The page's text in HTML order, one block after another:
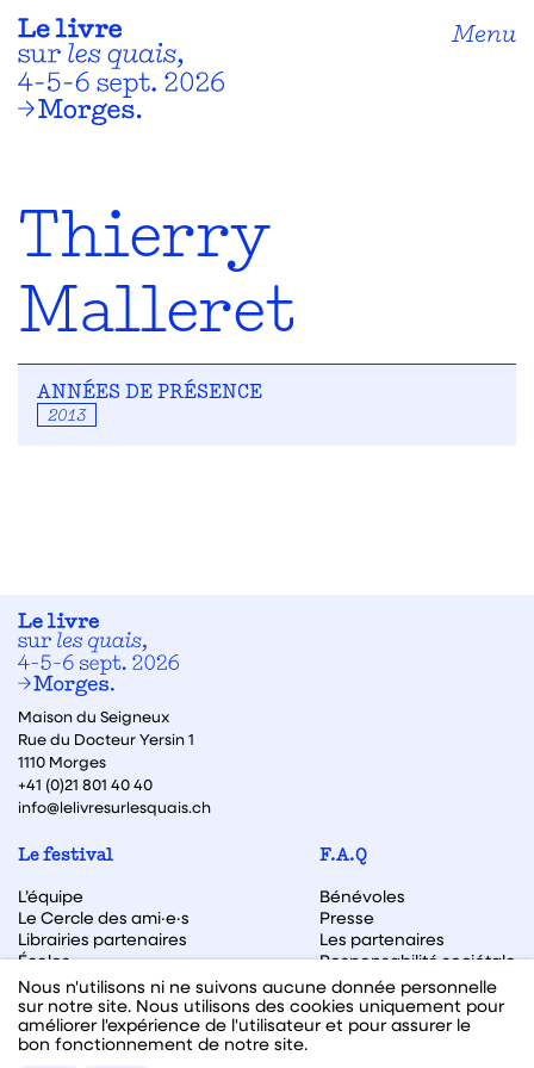
Menu
Thierry
Malleret
ANNÉES DE PRÉSENCE
2013
Maison du Seigneux
Rue du Docteur Yersin 1
1110 Morges
+41 (0)21 801 40 40
info@lelivresurlesquais.ch
Le festival
L’équipe
Le Cercle des ami·e·s
Librairies partenaires
Écoles
F.A.Q
Bénévoles
Presse
Les partenaires
Responsabilité sociétale
Archive des éditions
Archive des autrices et auteurs
Nous n'utilisons ni ne suivons aucune donnée personnelle
sur notre site. Nous utilisons des cookies uniquement pour
améliorer l'expérience de l'utilisateur et pour assurer le
bon fonctionnement de notre site.